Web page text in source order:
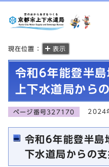
現在位置： 表示
令和6年能登半
上下水道局から
ページ番号327170 2024
令和6年能登半島
下水道局からの支